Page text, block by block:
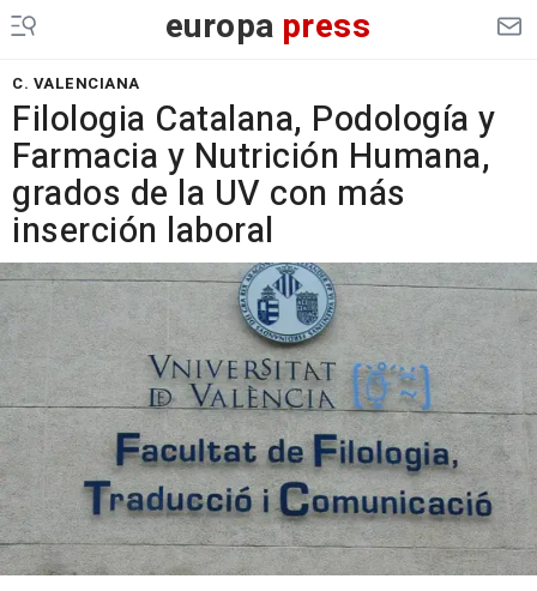
europa press
C. VALENCIANA
Filologia Catalana, Podología y
Farmacia y Nutrición Humana,
grados de la UV con más
inserción laboral